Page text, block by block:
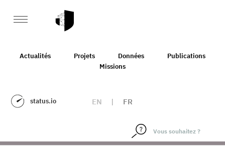
Actualités Projets Données
Publications
Missions
status.io EN | FR